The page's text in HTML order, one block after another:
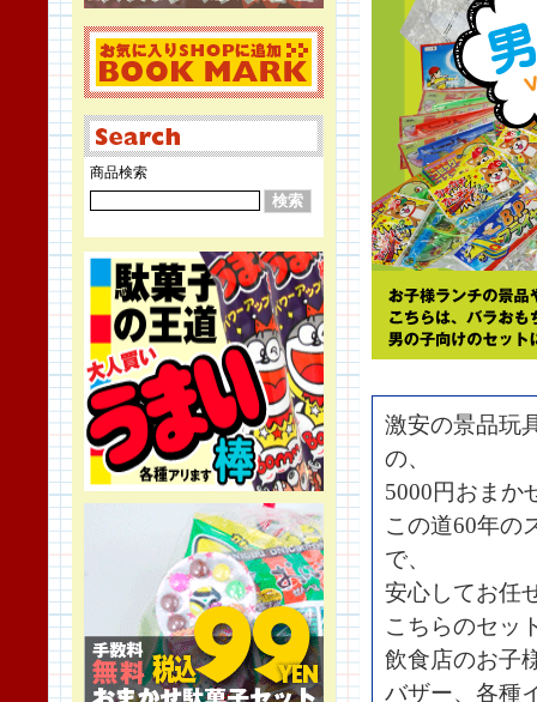
商品検索
激安の景品玩
の、
5000円おまか
この道60年の
で、
安心してお任
こちらのセッ
飲食店のお子
バザー、各種